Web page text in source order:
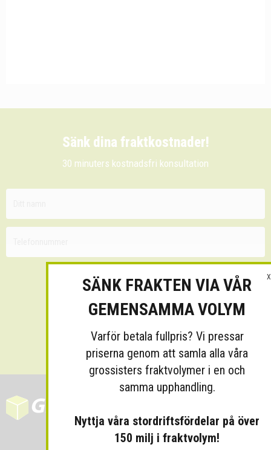
Sänk dina fraktkostnader!
30 minuters kostnadsfri konsultation
Skicka
X
SÄNK FRAKTEN VIA VÅR
GEMENSAMMA VOLYM
Varför betala fullpris? Vi pressar
priserna genom att samla alla våra
grossisters fraktvolymer i en och
samma upphandling.
Nyttja våra stordriftsfördelar på över
150 milj i fraktvolym!